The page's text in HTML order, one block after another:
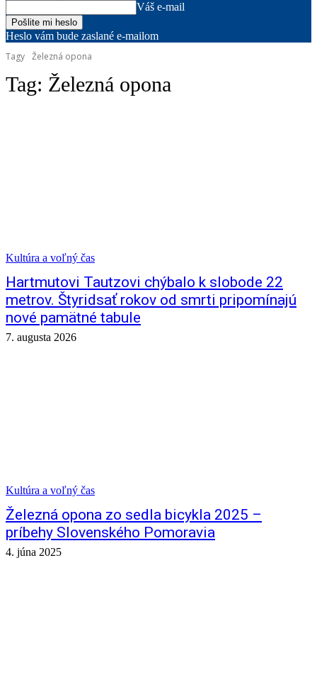
Váš e-mail
Heslo vám bude zaslané e-mailom
Tagy Železná opona
Tag: Železná opona
Kultúra a voľný čas
Hartmutovi Tautzovi chýbalo k slobode 22
metrov. Štyridsať rokov od smrti pripomínajú
nové pamätné tabule
7. augusta 2026
Kultúra a voľný čas
Železná opona zo sedla bicykla 2025 –
príbehy Slovenského Pomoravia
4. júna 2025